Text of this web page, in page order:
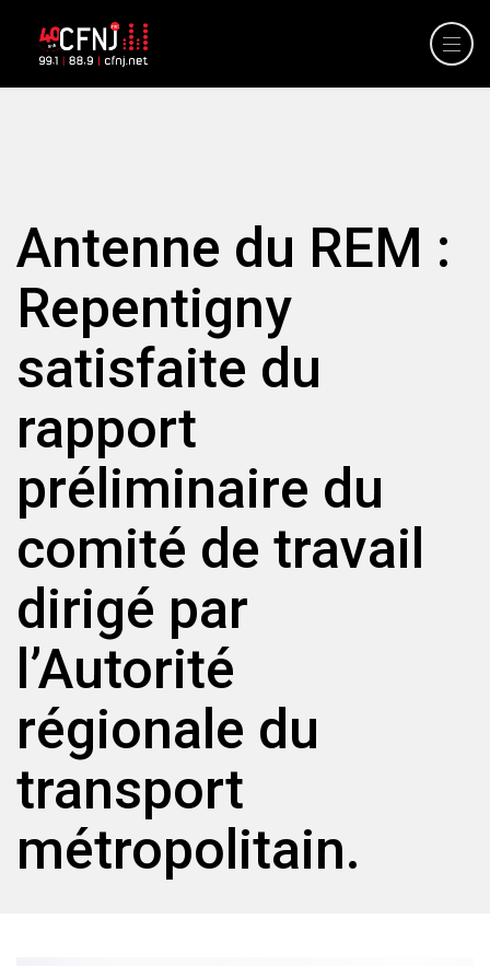
Antenne du REM :
Repentigny
satisfaite du
rapport
préliminaire du
comité de travail
dirigé par
l’Autorité
régionale du
transport
métropolitain.